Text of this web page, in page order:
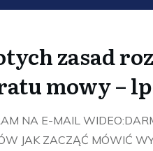
zasad
mowy – lp
NA E-MAIL
JAK ZACZĄĆ MÓWIĆ